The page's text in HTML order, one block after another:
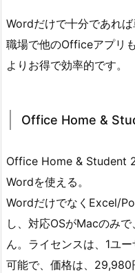
Wordだけで十分であれば
職場で他のOfficeアプリ
よりお得で効率的です。
Office Home &
Office Home & Student
Wordを使える。
WordだけでなくExcel/
し、対応OSがMacのみ
ん。ライセンスは、1ユ
可能で、価格は、29,980